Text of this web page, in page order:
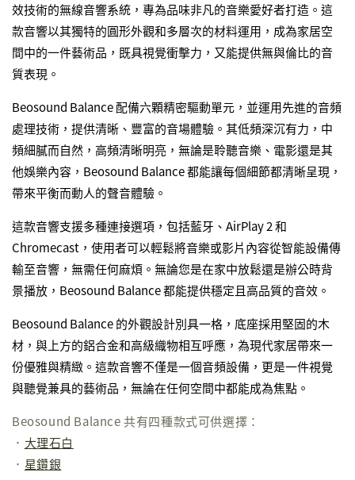
效技術的無線音響系統，專為品味非凡的音樂愛好者打造。這
款音響以其獨特的圓形外觀和多層次的材料運用，成為家居空
間中的一件藝術品，既具視覺衝擊力，又能提供無與倫比的音
質表現。
Beosound Balance 配備六顆精密驅動單元，並運用先進的音頻
處理技術，提供清晰、豐富的音場體驗。其低頻深沉有力，中
頻細膩而自然，高頻清晰明亮，無論是聆聽音樂、電影還是其
他娛樂內容，Beosound Balance 都能讓每個細節都清晰呈現，
帶來平衡而動人的聲音體驗。
這款音響支援多種連接選項，包括藍牙、AirPlay 2 和
Chromecast，使用者可以輕鬆將音樂或影片內容從智能設備傳
輸至音響，無需任何麻煩。無論您是在家中放鬆還是辦公時背
景播放，Beosound Balance 都能提供穩定且高品質的音效。
Beosound Balance 的外觀設計別具一格，底座採用堅固的木
材，與上方的鋁合金和高級織物相互呼應，為現代家居帶來一
份優雅與精緻。這款音響不僅是一個音頻設備，更是一件視覺
與聽覺兼具的藝術品，無論在任何空間中都能成為焦點。
Beosound Balance 共有四種款式可供選擇：
． 大理石白
． 星鑽銀